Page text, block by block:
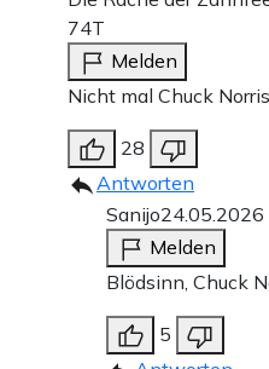
74T
Melden
Nicht mal Chuck
28
Antworten
Sanijo24.05.2026
Melden
Blödsinn, Chuck
5